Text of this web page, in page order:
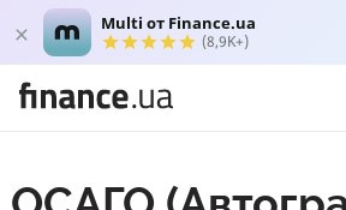
Multi от Finance.ua
(8,9K+)